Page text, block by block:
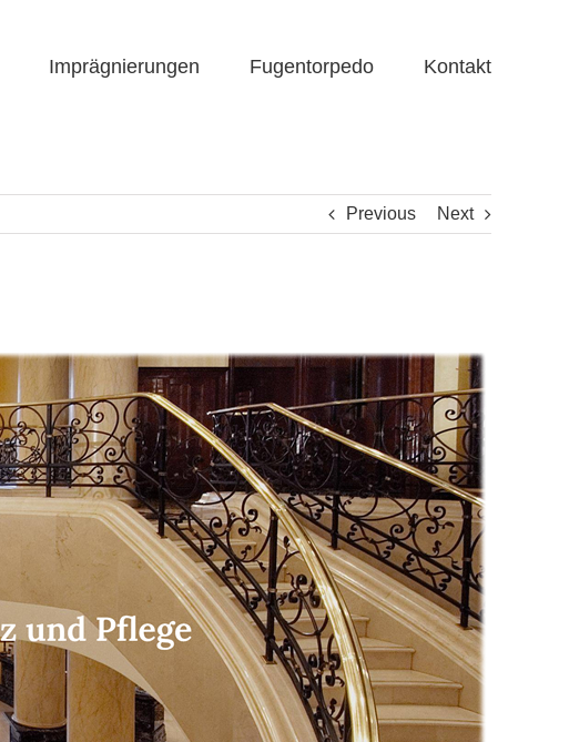
Imprägnierungen Fugentorpedo Kontakt
Previous Next